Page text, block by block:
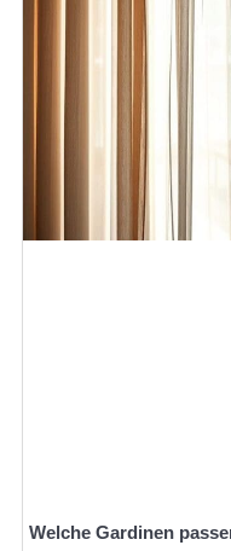
Welche Gardinen